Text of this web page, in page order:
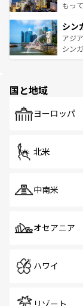
が旅
参照
いビ
激す
が待
た文
もっ
み、
てお
うな
シン
アジ
シン
で、
国と地域
ヨーロッパ
北米
中南米
オセアニア
ハワイ